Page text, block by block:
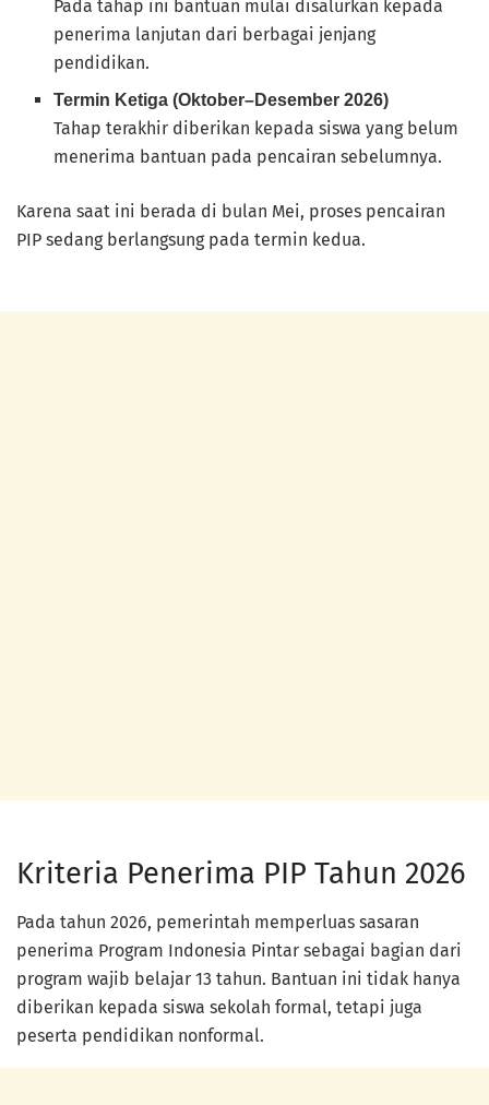
Pada tahap ini bantuan mulai disalurkan kepada
penerima lanjutan dari berbagai jenjang
pendidikan.
Termin Ketiga (Oktober–Desember 2026)
Tahap terakhir diberikan kepada siswa yang belum
menerima bantuan pada pencairan sebelumnya.
Karena saat ini berada di bulan Mei, proses pencairan
PIP sedang berlangsung pada termin kedua.
Kriteria Penerima PIP Tahun 2026
Pada tahun 2026, pemerintah memperluas sasaran
penerima Program Indonesia Pintar sebagai bagian dari
program wajib belajar 13 tahun. Bantuan ini tidak hanya
diberikan kepada siswa sekolah formal, tetapi juga
peserta pendidikan nonformal.